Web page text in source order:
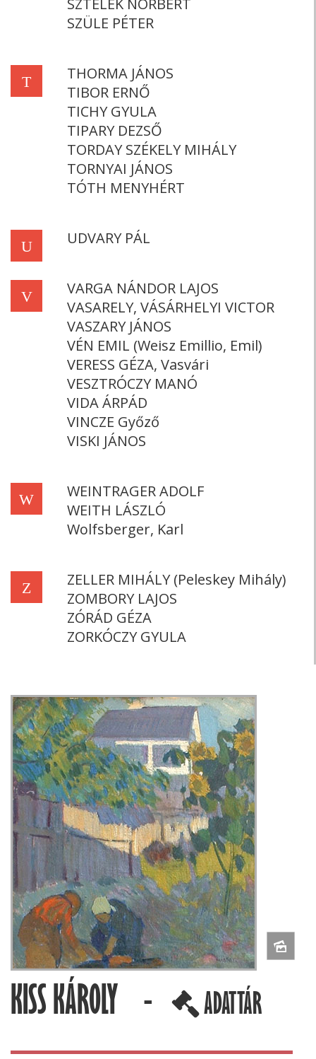
SZTELEK NORBERT
SZÜLE PÉTER
T
THORMA JÁNOS
TIBOR ERNŐ
TICHY GYULA
TIPARY DEZSŐ
TORDAY SZÉKELY MIHÁLY
TORNYAI JÁNOS
TÓTH MENYHÉRT
U UDVARY PÁL
V
VARGA NÁNDOR LAJOS
VASARELY, VÁSÁRHELYI VICTOR
VASZARY JÁNOS
VÉN EMIL (Weisz Emillio, Emil)
VERESS GÉZA, Vasvári
VESZTRÓCZY MANÓ
VIDA ÁRPÁD
VINCZE Győző
VISKI JÁNOS
W
WEINTRAGER ADOLF
WEITH LÁSZLÓ
Wolfsberger, Karl
Z
ZELLER MIHÁLY (Peleskey Mihály)
ZOMBORY LAJOS
ZÓRÁD GÉZA
ZORKÓCZY GYULA
KISS KÁROLY - ADATTÁR